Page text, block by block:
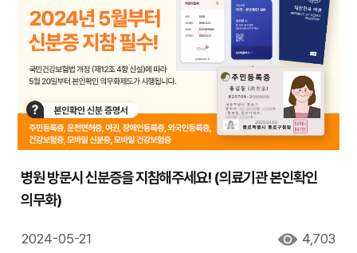
병원 방문시 신분증을 지참해주세요! (의료기관 본인확인
의무화)
2024-05-21 4,703